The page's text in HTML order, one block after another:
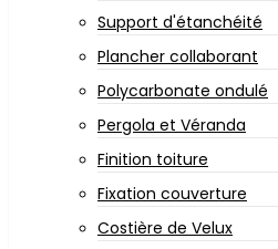
Support d'étanchéité
Plancher collaborant
Polycarbonate ondulé
Pergola et Véranda
Finition toiture
Fixation couverture
Costière de Velux